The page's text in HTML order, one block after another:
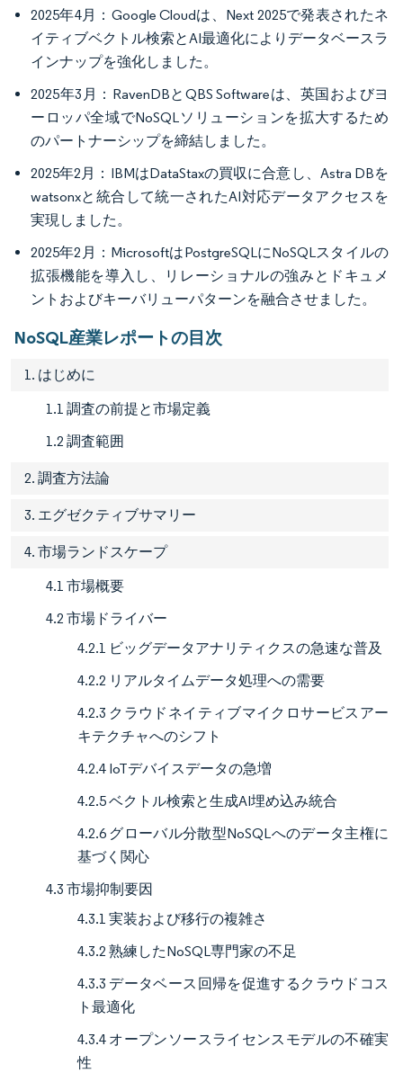
2025年4月：Google Cloudは、Next 2025で発表されたネ
イティブベクトル検索とAI最適化によりデータベースラ
インナップを強化しました。
2025年3月：RavenDBとQBS Softwareは、英国およびヨ
ーロッパ全域でNoSQLソリューションを拡大するため
のパートナーシップを締結しました。
2025年2月：IBMはDataStaxの買収に合意し、Astra DBを
watsonxと統合して統一されたAI対応データアクセスを
実現しました。
2025年2月：MicrosoftはPostgreSQLにNoSQLスタイルの
拡張機能を導入し、リレーショナルの強みとドキュメ
ントおよびキーバリューパターンを融合させました。
NoSQL産業レポートの目次
1. はじめに
1.1 調査の前提と市場定義
1.2 調査範囲
2. 調査方法論
3. エグゼクティブサマリー
4. 市場ランドスケープ
4.1 市場概要
4.2 市場ドライバー
4.2.1 ビッグデータアナリティクスの急速な普及
4.2.2 リアルタイムデータ処理への需要
4.2.3 クラウドネイティブマイクロサービスアー
キテクチャへのシフト
4.2.4 IoTデバイスデータの急増
4.2.5 ベクトル検索と生成AI埋め込み統合
4.2.6 グローバル分散型NoSQLへのデータ主権に
基づく関心
4.3 市場抑制要因
4.3.1 実装および移行の複雑さ
4.3.2 熟練したNoSQL専門家の不足
4.3.3 データベース回帰を促進するクラウドコス
ト最適化
4.3.4 オープンソースライセンスモデルの不確実
性